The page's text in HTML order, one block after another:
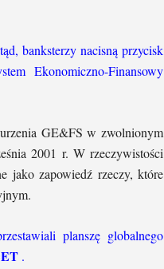
banksterzy nacisną przycisk
Ekonomiczno-Finansowy
GE&FS w zwolnionym
2001 r. W rzeczywistości
jako zapowiedź rzeczy, które
planszę globalnego
.